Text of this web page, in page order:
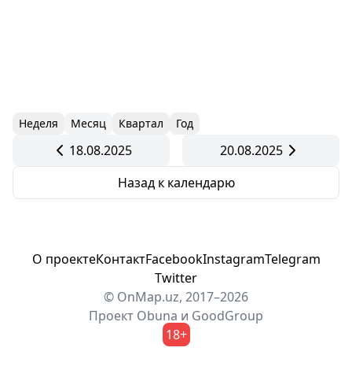
Неделя Месяц Квартал Год
18.08.2025
20.08.2025
Назад к календарю
О проектеКонтактFacebookInstagramTelegram
Twitter
© OnMap.uz, 2017–2026
Проект Obuna и GoodGroup
18+